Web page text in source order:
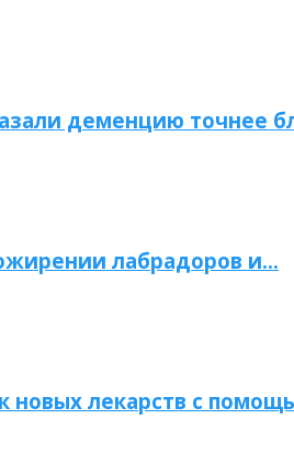
деменцию точнее
лабрадоров и…
лекарств с